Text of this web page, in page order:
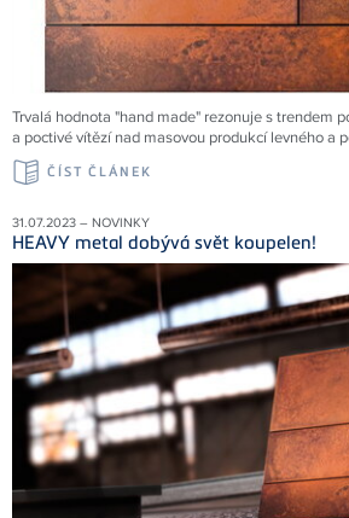
Trvalá hodnota "hand made" rezonuje s trendem
a poctivé vítězí nad masovou produkcí levného a
ČÍST ČLÁNEK
31.07.2023 – NOVINKY
HEAVY metal dobývá svět koupelen!